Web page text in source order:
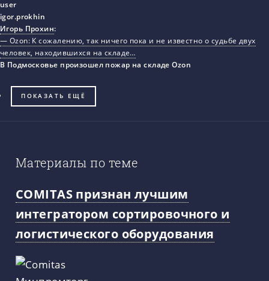
Игорь Прохин:
— Ozon: К сожалению, так ничего пока и не известно о судьбе двух
человек, находившихся на складе…
В Подмосковье произошел пожар на складе Ozon
ПОКАЗАТЬ ЕЩЁ
Материалы по теме
COMITAS признан лучшим
интегратором сортировочного и
логистического оборудования